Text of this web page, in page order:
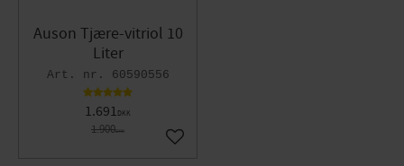
Auson Tjære-vitriol 10
Liter
60590556
1.691DKK
1.900DKK
Gem som favorit